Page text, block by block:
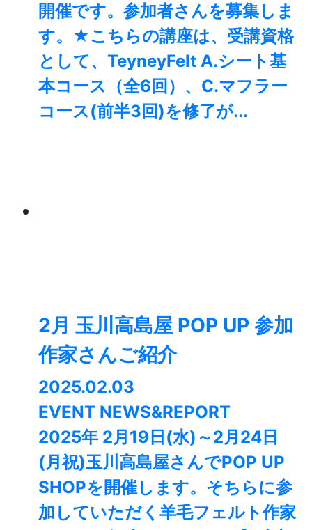
開催です。参加者さんを募集しま
す。★こちらの講座は、受講資格
として、TeyneyFelt A.シート基
本コース（全6回）、C.マフラー
コース(前半3回)を修了が...
2月 玉川高島屋 POP UP 参加
作家さんご紹介
2025.02.03
EVENT NEWS&REPORT
2025年 2月19日(水)～2月24日
(月祝)玉川高島屋さんでPOP UP
SHOPを開催します。そちらに参
加していただく羊毛フェルト作家